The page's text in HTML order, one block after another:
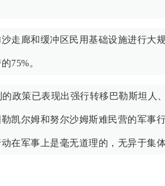
走廊和缓冲区民用基础设施进行大
75%。
政策已表现出强行转移巴勒斯坦人
凯尔姆和努尔沙姆斯难民营的军事
在军事上是毫无道理的，无异于集体